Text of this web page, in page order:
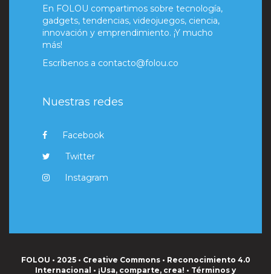
En FOLOU compartimos sobre tecnología,
gadgets, tendencias, videojuegos, ciencia,
innovación y emprendimiento. ¡Y mucho
más!
Escríbenos a contacto@folou.co
Nuestras redes
Facebook
Twitter
Instagram
FOLOU • 2025 • Creative Commons • Reconocimiento 4.0
Internacional • ¡Usa, comparte, crea! • Términos y